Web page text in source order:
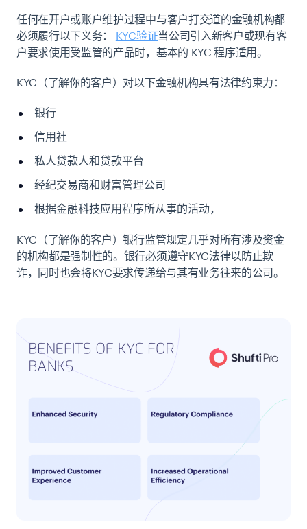
任何在开户或账户维护过程中与客户打交道的金融机构都
必须履行以下义务：
KYC验证当公司引入新客户或现有客
户要求使用受监管的产品时，基本的 KYC 程序适用。
KYC（了解你的客户）对以下金融机构具有法律约束力：
银行
信用社
私人贷款人和贷款平台
经纪交易商和财富管理公司
根据金融科技应用程序所从事的活动，
KYC（了解你的客户）银行监管规定几乎对所有涉及资金
的机构都是强制性的。银行必须遵守KYC法律以防止欺
诈，同时也会将KYC要求传递给与其有业务往来的公司。